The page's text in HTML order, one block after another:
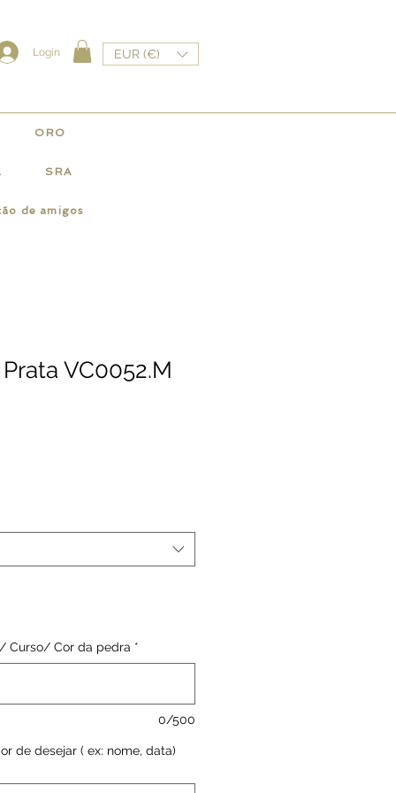
Login EUR (€)
ORO
SRA
de amigos
VC0052.M
Curso/ Cor da pedra *
0/500
de desejar ( ex: nome, data)